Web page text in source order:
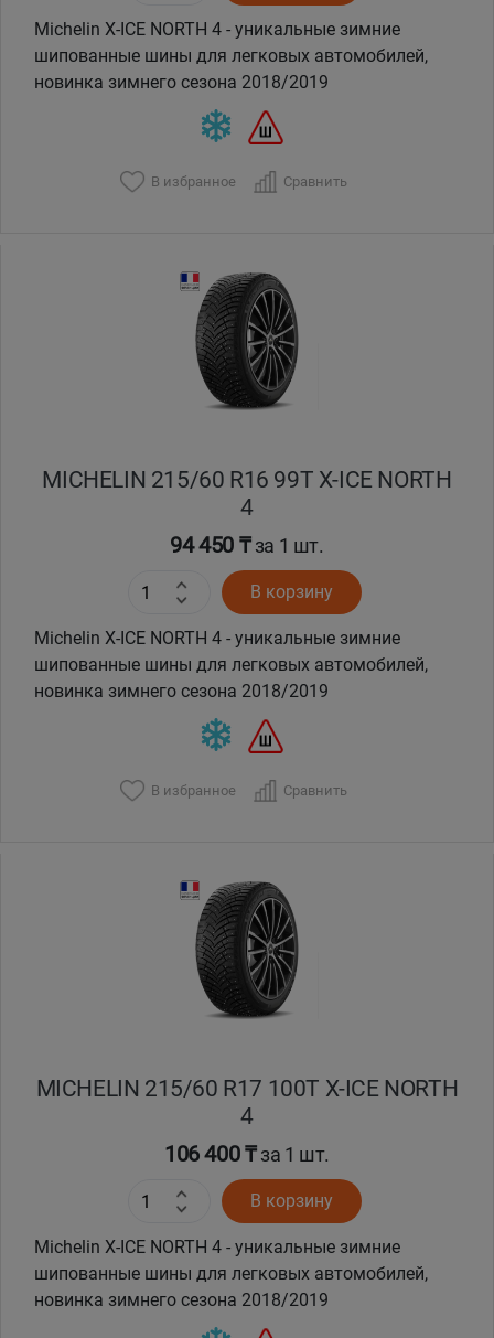
Michelin X-ICE NORTH 4 - уникальные зимние
шипованные шины для легковых автомобилей,
новинка зимнего сезона 2018/2019
В избранное Сравнить
MICHELIN 215/60 R16 99T X-ICE NORTH
4
94 450 ₸за 1 шт.
В корзину
Michelin X-ICE NORTH 4 - уникальные зимние
шипованные шины для легковых автомобилей,
новинка зимнего сезона 2018/2019
В избранное Сравнить
MICHELIN 215/60 R17 100T X-ICE NORTH
4
106 400 ₸за 1 шт.
В корзину
Michelin X-ICE NORTH 4 - уникальные зимние
шипованные шины для легковых автомобилей,
новинка зимнего сезона 2018/2019